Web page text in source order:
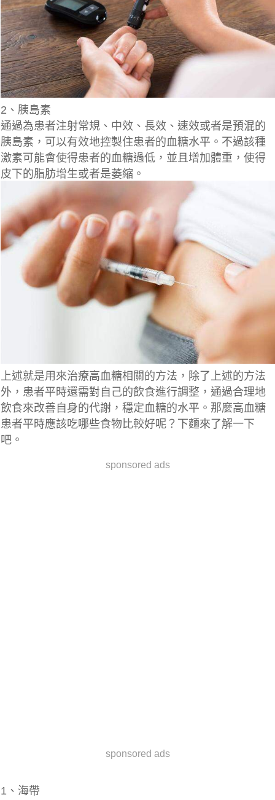
2、胰島素
通過為患者注射常規、中效、長效、速效或者是預混的
胰島素，可以有效地控製住患者的血糖水平。不過該種
激素可能會使得患者的血糖過低，並且增加體重，使得
皮下的脂肪增生或者是萎縮。
上述就是用來治療高血糖相關的方法，除了上述的方法
外，患者平時還需對自己的飲食進行調整，通過合理地
飲食來改善自身的代謝，穩定血糖的水平。那麼高血糖
患者平時應該吃哪些食物比較好呢？下麵來了解一下
吧。
sponsored ads
sponsored ads
1、海帶